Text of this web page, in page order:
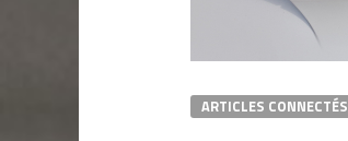
ARTICLES CONNECTÉS